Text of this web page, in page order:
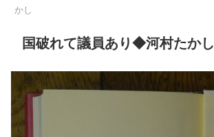
かし
国破れて議員あり◆河村たかし